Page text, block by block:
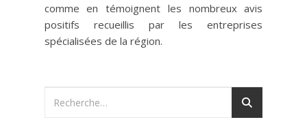
comme en témoignent les nombreux avis
positifs recueillis par les entreprises
spécialisées de la région.